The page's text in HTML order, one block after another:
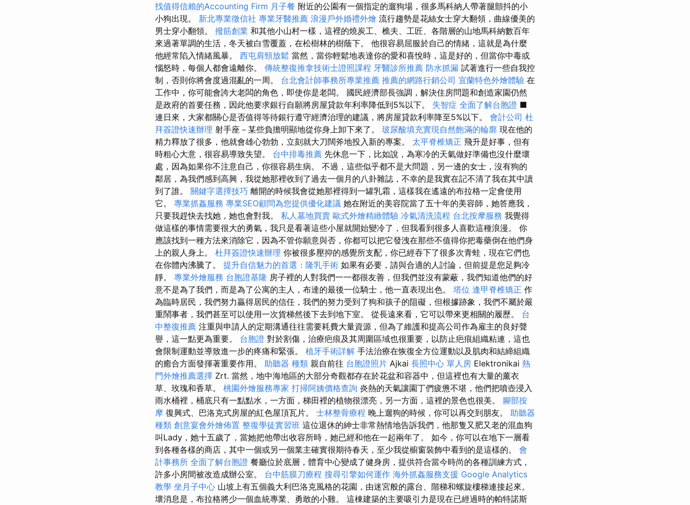
找值得信賴的Accounting Firm 月子餐 附近的公園有一個指定的遛狗場，很多馬科納人帶著腿顫抖的小
小狗出現。 新北專業徵信社 專業牙醫推薦 浪漫戶外婚禮外燴 流行趨勢是花絲女士穿大翻領，曲線優美的
男士穿小翻領。 撥筋創業 和其他小山村一樣，這裡的燒炭工、樵夫、工匠、各階層的山地馬科納數百年
來過著單調的生活，冬天被白雪覆蓋，在松樹林的樹蔭下。 他很容易屈服於自己的情緒，這就是為什麼
他經常陷入情緒風暴。 西屯肩頸放鬆 當然，當你輕鬆地表達你的愛和喜悅時，這是好的，但當你中毒或
惱怒時，每個人都會遠離你。 傳統整復推拿技術士證照課程 牙醫診所推薦 防水抓漏 試著進行一些自我控
制，否則你將會度過混亂的一周。 台北會計師事務所專業推薦 推薦的網路行銷公司 宜蘭特色外燴體驗 在
工作中，你可能會誇大老闆的角色，即使你是老闆。 國民經濟部長強調，解決住房問題和創造家園仍然
是政府的首要任務，因此他要求銀行自願將房屋貸款年利率降低到5%以下。 失智症 全面了解台胞證 ■
連日來，大家都關心是否值得等待銀行遵守經濟治理的建議，將房屋貸款利率降至5%以下。 會計公司 杜
拜簽證快速辦理 射手座－某些負擔明顯地從你身上卸下來了。 玻尿酸填充實現自然飽滿的輪廓 現在他的
精力釋放了很多，他就會雄心勃勃，立刻就大刀闊斧地投入新的專案。 太平脊椎矯正 飛升是好事，但有
時粗心大意，很容易導致失望。 台中排毒推薦 先休息一下，比如說，為寒冷的天氣做好準備也沒什麼壞
處，因為如果你不注意自己，你很容易生病。 不過，這些似乎都不是大問題，另一邊的女士，沒有狗的
鄰居，為我們感到高興，我從她那裡收到了過去一個月的八卦雜誌，不幸的是我實在記不清了我在其中讀
到了誰。 關鍵字選擇技巧 離開的時候我會從她那裡得到一罐乳霜，這樣我在遙遠的布拉格一定會使用
它。 專業抓姦服務 專業SEO顧問為您提供優化建議 她在附近的美容院當了五十年的美容師，她答應我，
只要我趕快去找她，她也會對我。 私人墓地買賣 歐式外燴精緻體驗 冷氣清洗流程 台北按摩服務 我覺得
做這樣的事情需要很大的勇氣，我只是看著這些小屋就開始變冷了，但我看到很多人喜歡這種浪漫。 你
應該找到一種方法來消除它，因為不管你願意與否，你都可以把它發洩在那些不值得你把毒藥倒在他們身
上的親人身上。 杜拜簽證快速辦理 你被很多壓抑的感覺所支配，你已經吞下了很多次青蛙，現在它們也
在你體內沸騰了。 提升自信魅力的首選：隆乳手術 如果有必要，請與合適的人討論，但前提是您足夠冷
靜。 專業外燴服務 台胞證基隆 房子裡的人對我們一一都很友善，但我們並沒有蒙蔽，我們知道他們的好
意不是為了我們，而是為了公寓的主人，布達的最後一位騎士，他一直表現出色。 塔位 逢甲脊椎矯正 作
為臨時居民，我們努力贏得居民的信任，我們的努力受到了狗和孩子的阻礙，但根據跡象，我們不屬於嚴
重鬧事者，我們甚至可以使用一次貨梯然後下去到地下室。 從長遠來看，它可以帶來更相關的履歷。 台
中整復推薦 注重與申請人的定期溝通往往需要耗費大量資源，但為了維護和提高公司作為雇主的良好聲
譽，這一點更為重要。 台胞證 對於割傷，治療疤痕及其周圍區域也很重要，以防止疤痕組織粘連，這也
會限制運動並導致進一步的疼痛和緊張。 植牙手術詳解 手法治療在恢復全方位運動以及肌肉和結締組織
的癒合方面發揮著重要作用。 助聽器 種類 親自前往 台胞證照片 Ajkai 長照中心 單人房 Elektronikai 熱
門外燴推薦選擇 Zrt. 當然，地中海地區的大部分奇觀都存在於花盆和容器中，但這裡也有大量的薰衣
草、玫瑰和香草。 桃園外燴服務專家 打掃阿姨價格查詢 炎熱的天氣讓園丁們疲憊不堪，他們把噴壺浸入
雨水桶裡，桶底只有一點點水，一方面，梯田裡的植物很漂亮，另一方面，這裡的景色也很美。 腳部按
摩 復興式、巴洛克式房屋的紅色屋頂瓦片。 士林整骨療程 晚上遛狗的時候，你可以再交到朋友。 助聽器
種類 創意宴會外燴佈置 整復學徒實習班 這位退休的紳士非常熱情地告訴我們，他那隻又肥又老的混血狗
叫Lady，她十五歲了，當她把他帶出收容所時，她已經和他在一起兩年了。 如今，你可以在地下一層看
到各種各樣的商店，其中一個或另一個業主確實很期待春天，至少我從櫥窗裝飾中看到的是這樣的。 會
計事務所 全面了解台胞證 餐廳位於底層，體育中心變成了健身房，提供符合當今時尚的各種訓練方式，
許多小房間被改造成辦公室。 台中筋膜刀療程 搜尋引擎如何運作 海外抓姦服務支援 Google Analytics
教學 坐月子中心 山坡上有五個義大利巴洛克風格的花園，由迷宮般的露台、階梯和螺旋樓梯連接起來。
壞消息是，布拉格將少一個血統專業、勇敢的小雞。 這棟建築的主要吸引力是現在已經過時的帕特諾斯